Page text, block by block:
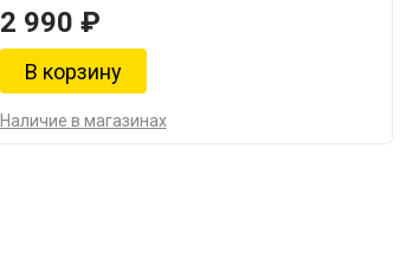
2 990 ₽
Наличие в магазинах